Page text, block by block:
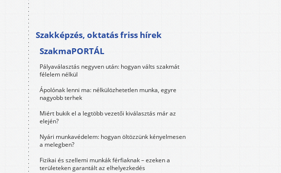
Szakképzés, oktatás friss hírek
SzakmaPORTÁL
Pályaválasztás negyven után: hogyan válts szakmát
félelem nélkül
Ápolónak lenni ma: nélkülözhetetlen munka, egyre
nagyobb terhek
Miért bukik el a legtöbb vezetői kiválasztás már az
elején?
Nyári munkavédelem: hogyan öltözzünk kényelmesen
a melegben?
Fizikai és szellemi munkák férfiaknak – ezeken a
területeken garantált az elhelyezkedés